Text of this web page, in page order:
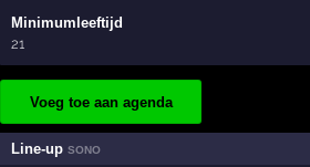
Minimumleeftijd
21
Voeg toe aan agenda
Line-upSONO